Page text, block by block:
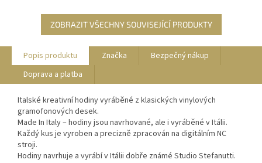
ZOBRAZIT VŠECHNY SOUVISEJÍCÍ PRODUKTY
Popis produktu Značka
Bezpečný nákup
Doprava a platba
Italské kreativní hodiny vyráběné z klasických vinylových
gramofonových desek.
Made In Italy – hodiny jsou navrhované, ale i vyráběné v Itálii.
Každý kus je vyroben a precizně zpracován na digitálním NC
stroji.
Hodiny navrhuje a vyrábí v Itálii dobře známé Studio Stefanutti.